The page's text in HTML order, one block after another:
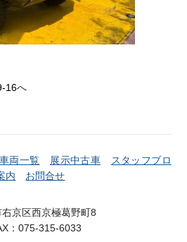
16へ
両一覧 展示中古車
スタッフブロ
内 お問合せ
京区西京極葛野町8
：075-315-6033